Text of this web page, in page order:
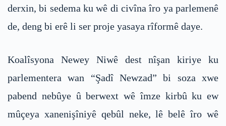
derxin, bi sedema ku wê di civîna îro ya parlemenê
de, deng bi erê li ser proje yasaya rîformê daye.
Koalîsyona Newey Niwê dest nîşan kiriye ku
parlementera wan “Şadî Newzad” bi soza xwe
pabend nebûye û berwext wê îmze kirbû ku ew
mûçeya xanenişîniyê qebûl neke, lê belê îro wê